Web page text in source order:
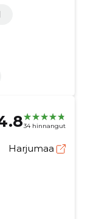
34 hinnangut
Harjumaa